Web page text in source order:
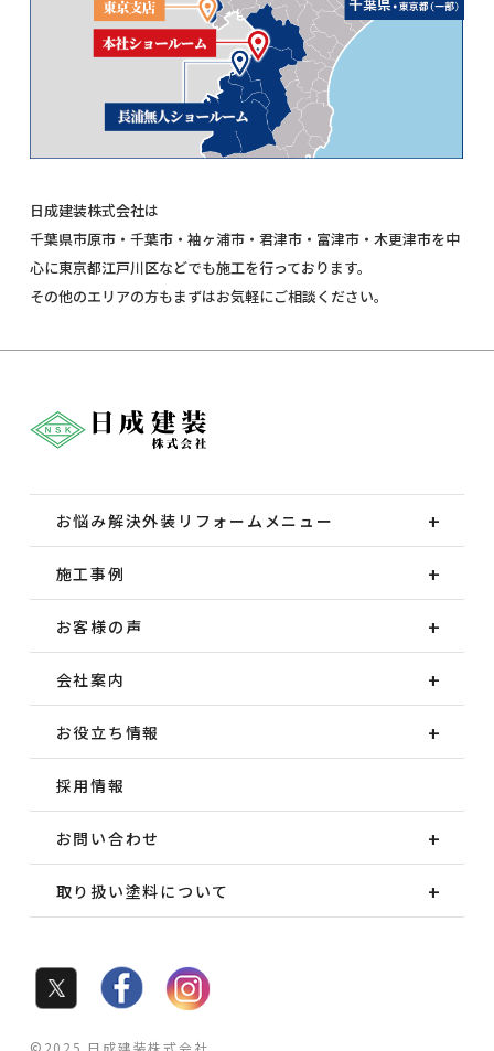
日成建装株式会社は
千葉県市原市・千葉市・袖ヶ浦市・君津市・富津市・木更津市を中
心に東京都江戸川区などでも施工を行っております。
その他のエリアの方もまずはお気軽にご相談ください。
お悩み解決外装 リフォームメニュー
施工事例
お客様の声
会社案内
お役立ち情報
採用情報
お問い合わせ
取り扱い塗料について